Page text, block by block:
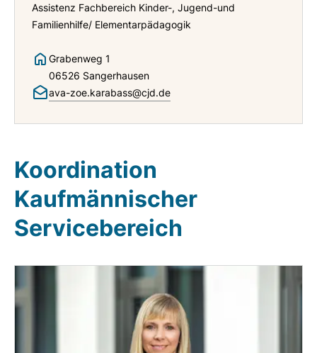
Assistenz Fachbereich Kinder-, Jugend-und
Familienhilfe/ Elementarpädagogik
Grabenweg 1
06526 Sangerhausen
ava-zoe.karabass@cjd.de
Koordination
Kaufmännischer
Servicebereich